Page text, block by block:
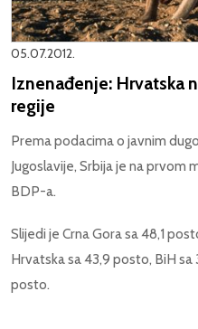
05.07.2012.
Iznenađenje: Hrvatska
regije
Prema podacima o javnim
Jugoslavije, Srbija je na prvom
BDP-a.
Slijedi je Crna Gora sa 48,1
Hrvatska sa 43,9 posto, BiH
posto.